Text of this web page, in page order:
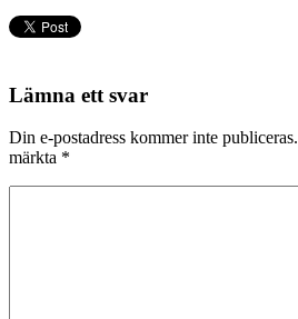
Lämna ett svar
Din e-postadress kommer inte publiceras.
märkta *